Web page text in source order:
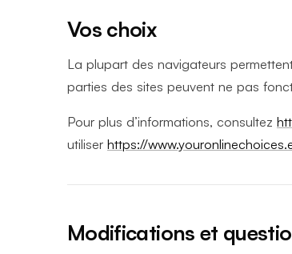
Vos choix
La plupart des navigateurs
parties des sites peuvent ne pas
Pour plus d’informations, consultez
utiliser https://
Modifications et